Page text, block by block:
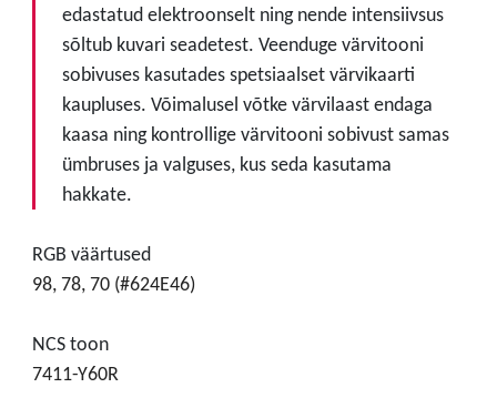
edastatud elektroonselt ning nende intensiivsus
sõltub kuvari seadetest. Veenduge värvitooni
sobivuses kasutades spetsiaalset värvikaarti
kaupluses. Võimalusel võtke värvilaast endaga
kaasa ning kontrollige värvitooni sobivust samas
ümbruses ja valguses, kus seda kasutama
hakkate.
RGB väärtused
98, 78, 70 (#624E46)
NCS toon
7411-Y60R